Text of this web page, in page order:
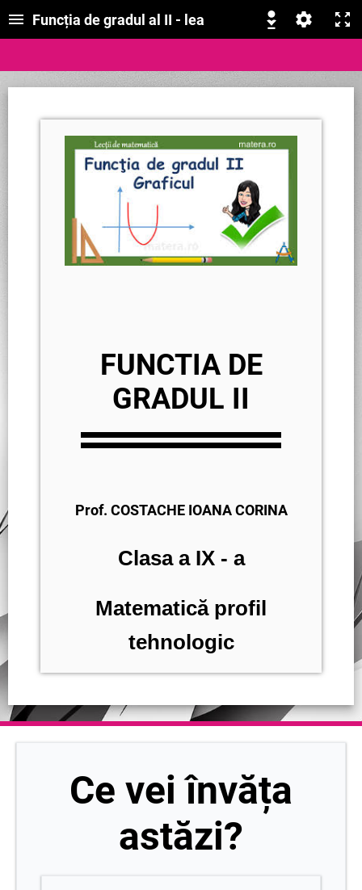
Funcția de gradul al II - lea
FUNCTIA DE
GRADUL II
Prof. COSTACHE IOANA CORINA
Clasa a IX - a
Matematică profil
tehnologic
Ce vei învăța
astăzi?